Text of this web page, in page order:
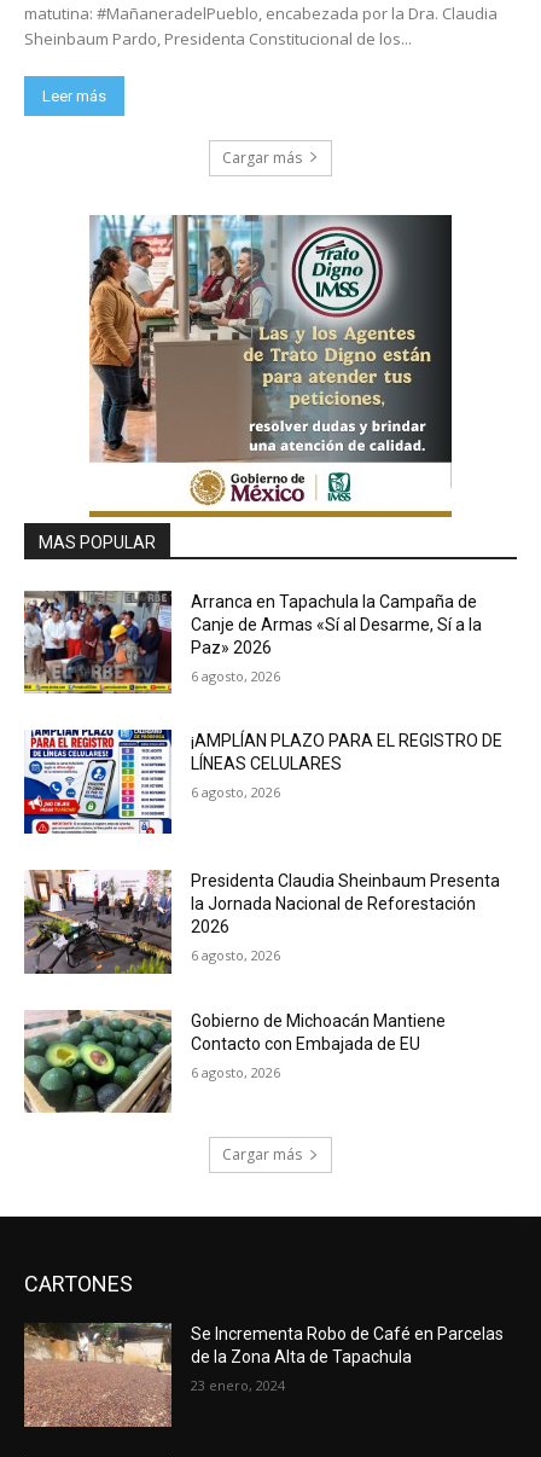
matutina: #MañaneradelPueblo, encabezada por la Dra. Claudia
Sheinbaum Pardo, Presidenta Constitucional de los...
Leer más
Cargar más
MAS POPULAR
Arranca en Tapachula la Campaña de
Canje de Armas «Sí al Desarme, Sí a la
Paz» 2026
6 agosto, 2026
¡AMPLÍAN PLAZO PARA EL REGISTRO DE
LÍNEAS CELULARES
6 agosto, 2026
Presidenta Claudia Sheinbaum Presenta
la Jornada Nacional de Reforestación
2026
6 agosto, 2026
Gobierno de Michoacán Mantiene
Contacto con Embajada de EU
6 agosto, 2026
Cargar más
CARTONES
Se Incrementa Robo de Café en Parcelas
de la Zona Alta de Tapachula
23 enero, 2024